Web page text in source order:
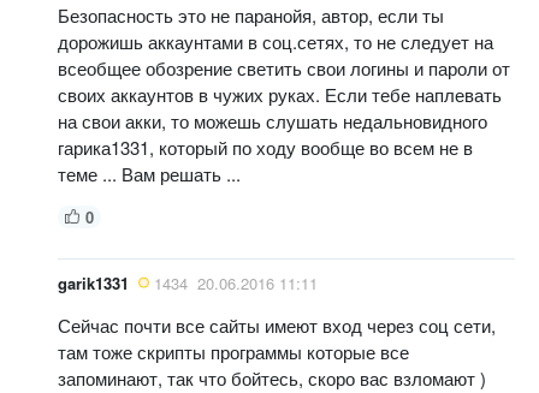
Безопасность это не паранойя, автор, если ты
дорожишь аккаунтами в соц.сетях, то не следует на
всеобщее обозрение светить свои логины и пароли от
своих аккаунтов в чужих руках. Если тебе наплевать
на свои акки, то можешь слушать недальновидного
гарика1331, который по ходу вообще во всем не в
теме ... Вам решать ...
0
garik1331 1434 20.06.2016 11:11
Сейчас почти все сайты имеют вход через соц сети,
там тоже скрипты программы которые все
запоминают, так что бойтесь, скоро вас взломают )